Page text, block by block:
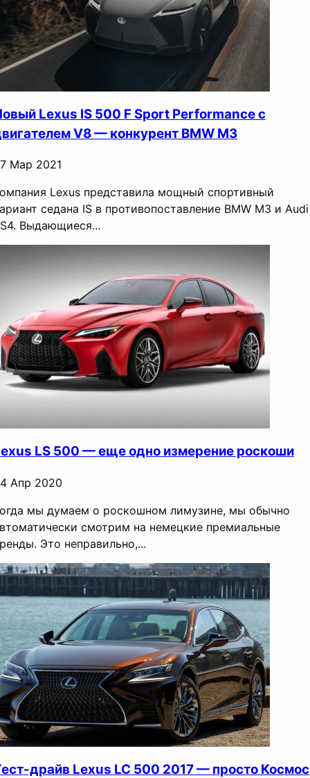
Lexus IS 500 F Sport Performance с
V8 — конкурент BMW M3
Мар 2021
Lexus представила мощный спортивный
седана IS в противопоставление BMW M3 и Audi
Выдающиеся...
LS 500 — еще одно измерение роскоши
Апр 2020
мы думаем о роскошном лимузине, мы обычно
смотрим на немецкие премиальные
Это неправильно,...
драйв Lexus LC 500 2017 — просто Космос